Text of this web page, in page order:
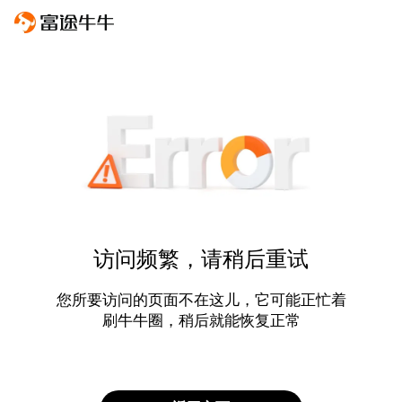
访问频繁，请稍后重试
您所要访问的页面不在这儿，它可能正忙着
刷牛牛圈，稍后就能恢复正常